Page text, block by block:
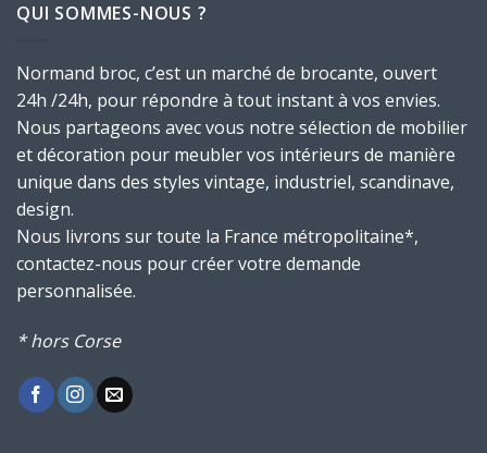
QUI SOMMES-NOUS ?
Normand broc, c’est un marché de brocante, ouvert
24h /24h, pour répondre à tout instant à vos envies.
Nous partageons avec vous notre sélection de mobilier
et décoration pour meubler vos intérieurs de manière
unique dans des styles vintage, industriel, scandinave,
design.
Nous livrons sur toute la France métropolitaine*,
contactez-nous pour créer votre demande
personnalisée.
* hors Corse